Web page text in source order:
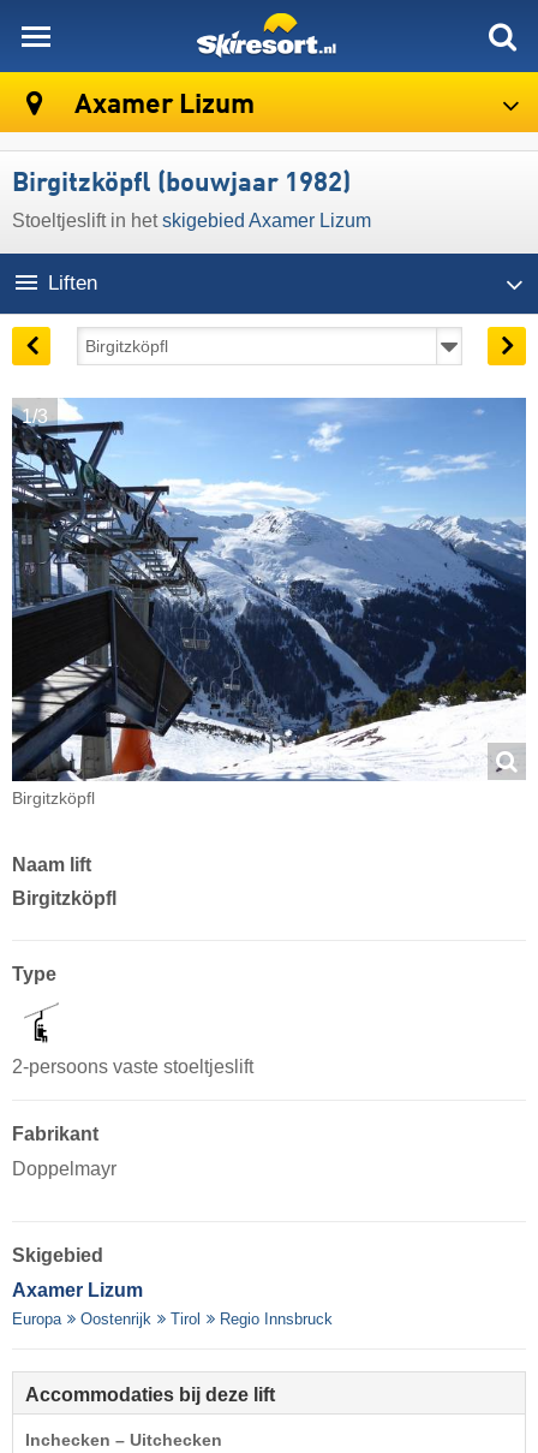
Axamer Lizum
Birgitzköpfl (bouwjaar 1982)
Stoeltjeslift in hetskigebied Axamer Lizum
Liften
1/3
Birgitzköpfl
Naam lift
Birgitzköpfl
Type
2-persoons vaste stoeltjeslift
Fabrikant
Doppelmayr
Skigebied
Axamer Lizum
Europa Oostenrijk Tirol Regio Innsbruck
Accommodaties bij deze lift
Inchecken – Uitchecken